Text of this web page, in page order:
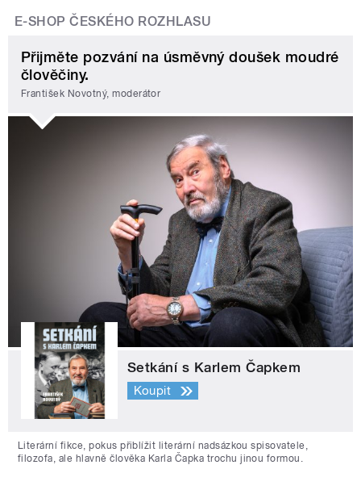
E-SHOP ČESKÉHO ROZHLASU
Přijměte pozvání na úsměvný doušek moudré
člověčiny.
František Novotný, moderátor
Setkání s Karlem Čapkem
Koupit
Literární fikce, pokus přiblížit literární nadsázkou spisovatele,
filozofa, ale hlavně člověka Karla Čapka trochu jinou formou.